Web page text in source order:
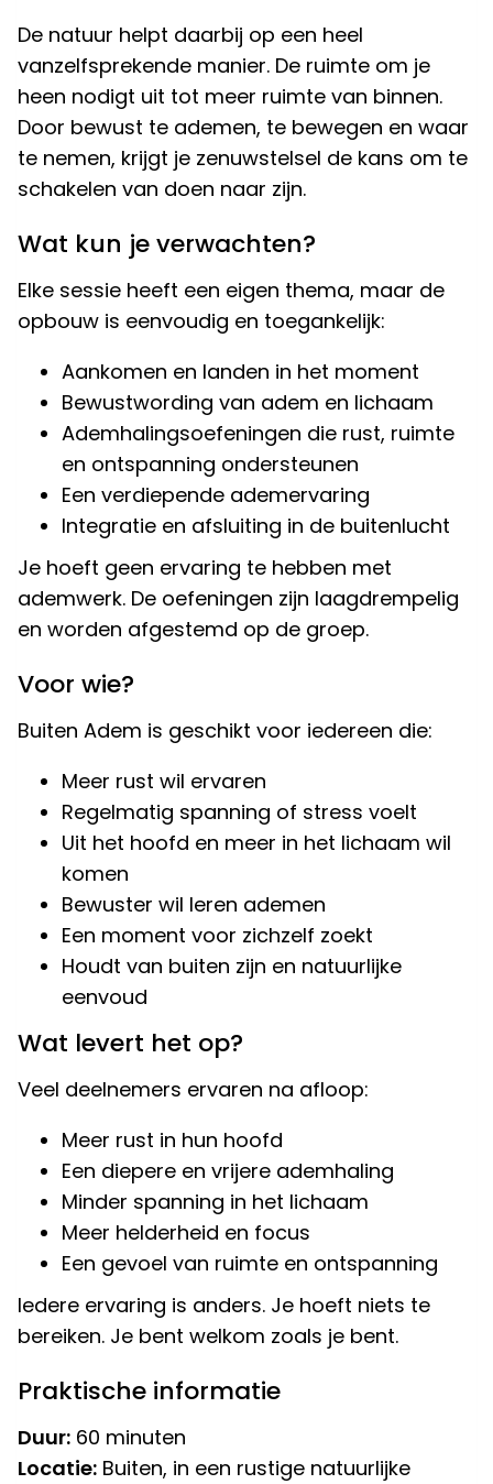
De natuur helpt daarbij op een heel
vanzelfsprekende manier. De ruimte om je
heen nodigt uit tot meer ruimte van binnen.
Door bewust te ademen, te bewegen en waar
te nemen, krijgt je zenuwstelsel de kans om te
schakelen van doen naar zijn.
Wat kun je verwachten?
Elke sessie heeft een eigen thema, maar de
opbouw is eenvoudig en toegankelijk:
Aankomen en landen in het moment
Bewustwording van adem en lichaam
Ademhalingsoefeningen die rust, ruimte
en ontspanning ondersteunen
Een verdiepende ademervaring
Integratie en afsluiting in de buitenlucht
Je hoeft geen ervaring te hebben met
ademwerk. De oefeningen zijn laagdrempelig
en worden afgestemd op de groep.
Voor wie?
Buiten Adem is geschikt voor iedereen die:
Meer rust wil ervaren
Regelmatig spanning of stress voelt
Uit het hoofd en meer in het lichaam wil
komen
Bewuster wil leren ademen
Een moment voor zichzelf zoekt
Houdt van buiten zijn en natuurlijke
eenvoud
Wat levert het op?
Veel deelnemers ervaren na afloop:
Meer rust in hun hoofd
Een diepere en vrijere ademhaling
Minder spanning in het lichaam
Meer helderheid en focus
Een gevoel van ruimte en ontspanning
Iedere ervaring is anders. Je hoeft niets te
bereiken. Je bent welkom zoals je bent.
Praktische informatie
Duur: 60 minuten
Locatie: Buiten, in een rustige natuurlijke